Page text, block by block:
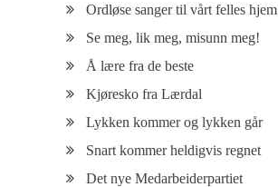
Ordløse sanger til vårt felles hjem
Se meg, lik meg, misunn meg!
Å lære fra de beste
Kjøresko fra Lærdal
Lykken kommer og lykken går
Snart kommer heldigvis regnet
Det nye Medarbeiderpartiet